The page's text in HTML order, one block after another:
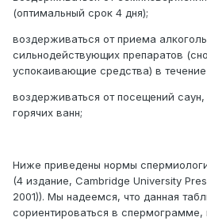
(оптимальный срок 4 дня);
воздерживаться от приема
сильнодействующих препаратов
успокаивающие средства) в течение
воздерживаться от посещений
горячих ванн;
Ниже приведены нормы
(4 издание, Cambridge University
2001)). Мы надеемся, что данная
сориентироваться в спермограмме,